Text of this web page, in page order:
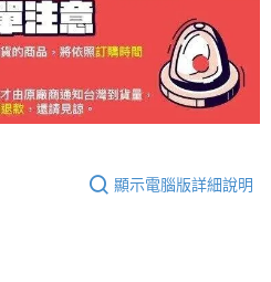
顯示電腦版詳細說明